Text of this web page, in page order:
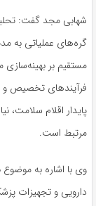
شهابی مجد گفت:
گره‌های عملیاتی به
مستقیم بر بهینه‌سازی
فرآیندهای تخصیص و
پایدار اقلام سلامت،
مرتبط است.
وی با اشاره به
دارویی و تجهیزات